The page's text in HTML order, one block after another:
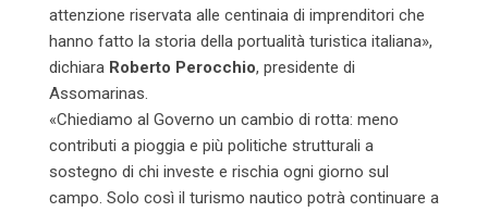
attenzione riservata alle centinaia di imprenditori che
hanno fatto la storia della portualità turistica italiana»,
dichiara Roberto Perocchio, presidente di
Assomarinas.
«Chiediamo al Governo un cambio di rotta: meno
contributi a pioggia e più politiche strutturali a
sostegno di chi investe e rischia ogni giorno sul
campo. Solo così il turismo nautico potrà continuare a